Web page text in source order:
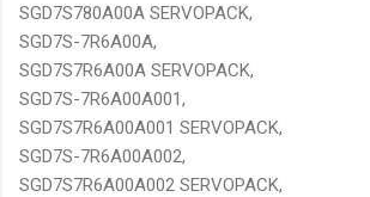
SGD7S780A00A SERVOPACK,
SGD7S-7R6A00A,
SGD7S7R6A00A SERVOPACK,
SGD7S-7R6A00A001,
SGD7S7R6A00A001 SERVOPACK,
SGD7S-7R6A00A002,
SGD7S7R6A00A002 SERVOPACK,